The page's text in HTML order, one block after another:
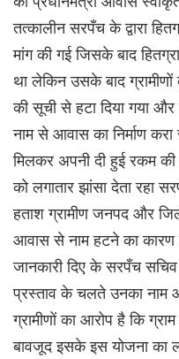
तत्कालीन सरपँच के द्वारा
मांग की गई जिसके बाद
था लेकिन उसके बाद
की सूची से हटा दिया गया
नाम से आवास का निर्माण
मिलकर अपनी दी हुई रकम की
को लगातार झांसा देता रहा
हताश ग्रामीण जनपद और
आवास से नाम हटने का कारण
जानकारी दिए के सरपँच
प्रस्ताव के चलते उनका नाम
ग्रामीणों का आरोप है कि
बावजूद इसके इस योजना का